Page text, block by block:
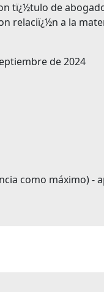
tï¿½tulo de
relaciï¿½n a la
de 2024
como máximo)